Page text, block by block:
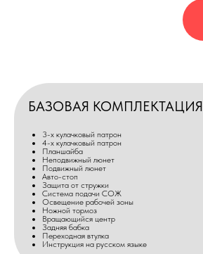
БАЗОВАЯ КОМПЛЕКТАЦИЯ
3-х кулачковый патрон
4-х кулачковый патрон
Планшайба
Неподвижный люнет
Подвижный люнет
Авто-стоп
Защита от стружки
Система подачи СОЖ
Освещение рабочей зоны
Ножной тормоз
Вращающийся центр
Задняя бабка
Переходная втулка
Инструкция на русском языке